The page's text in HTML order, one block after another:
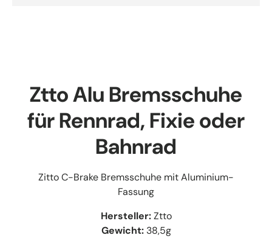
Ztto Alu Bremsschuhe
für Rennrad, Fixie oder
Bahnrad
Zitto C-Brake Bremsschuhe mit Aluminium-
Fassung
Hersteller:Ztto
Gewicht:38,5g